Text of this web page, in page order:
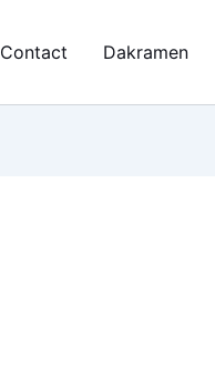
Contact Dakramen